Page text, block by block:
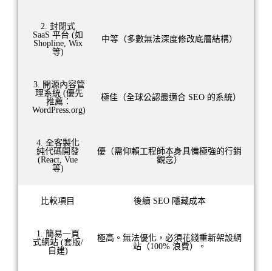
2. 封閉式
SaaS 平台 (如
Shopline, Wix
等)
中等（多數無法深度修改底層結構）
3. 開源內容管
理系統 (優先
推薦：
WordPress.org)
極佳（全球公認最適合 SEO 的系統）
4. 全客製化
純代碼開發
(React, Vue
等)
優（需仰賴工程師本身具備極強的行銷
觀念）
比較項目 後續 SEO 隱藏成本
1. 簡易一頁
式網站 (套版/
自建)
極高。無法優化，必須花錢重新架設網
站（100% 浪費）。